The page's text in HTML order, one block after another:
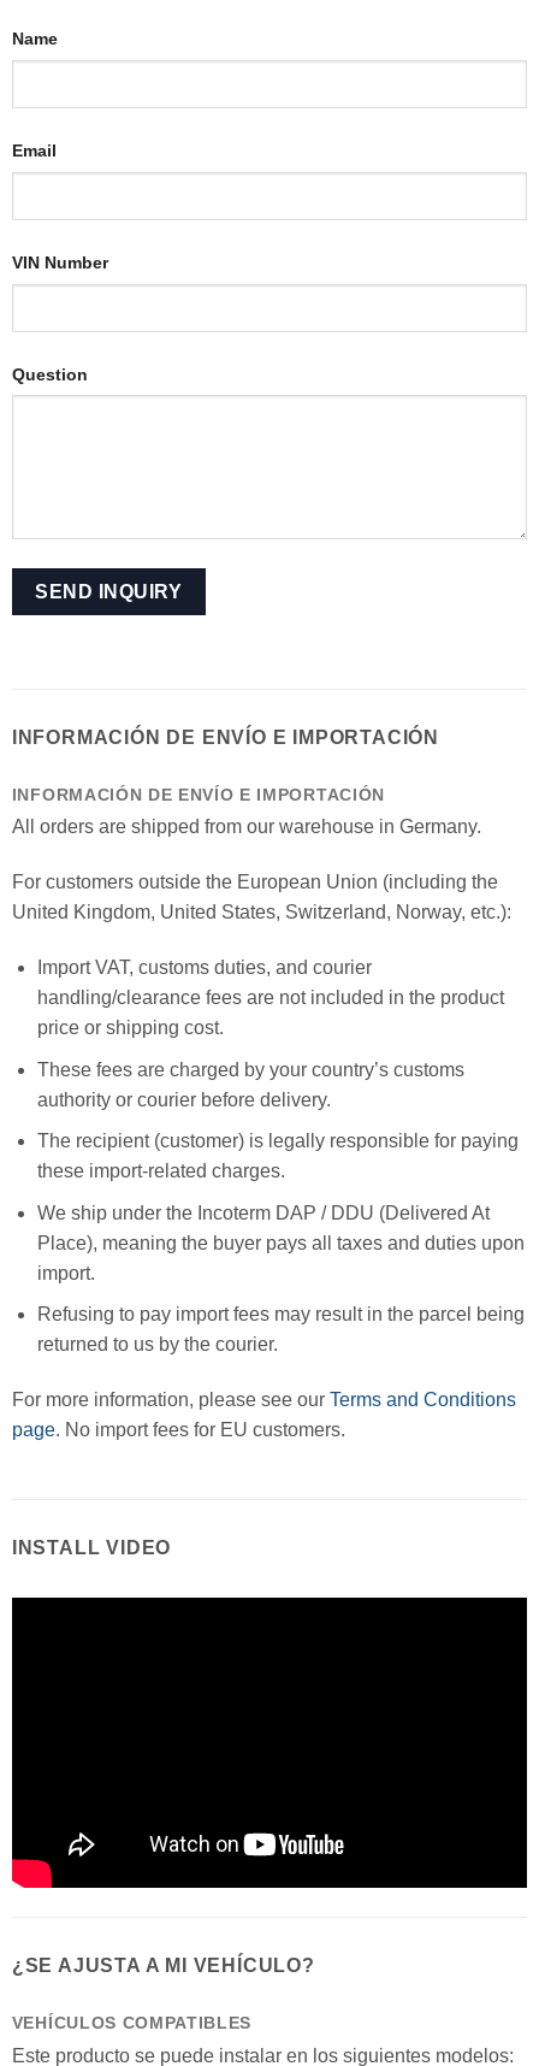
Name
Email
VIN Number
Question
INFORMACIÓN DE ENVÍO E IMPORTACIÓN
INFORMACIÓN DE ENVÍO E IMPORTACIÓN
All orders are shipped from our warehouse in Germany.
For customers outside the European Union (including the
United Kingdom, United States, Switzerland, Norway, etc.):
Import VAT, customs duties, and courier
handling/clearance fees are not included in the product
price or shipping cost.
These fees are charged by your country’s customs
authority or courier before delivery.
The recipient (customer) is legally responsible for paying
these import-related charges.
We ship under the Incoterm DAP / DDU (Delivered At
Place), meaning the buyer pays all taxes and duties upon
import.
Refusing to pay import fees may result in the parcel being
returned to us by the courier.
For more information, please see our Terms and Conditions
page. No import fees for EU customers.
INSTALL VIDEO
¿SE AJUSTA A MI VEHÍCULO?
VEHÍCULOS COMPATIBLES
Este producto se puede instalar en los siguientes modelos: